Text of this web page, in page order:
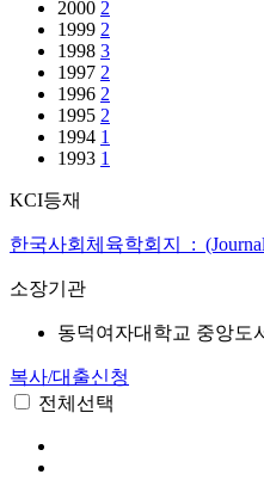
2000 2
1999 2
1998 3
1997 2
1996 2
1995 2
1994 1
1993 1
KCI등재
한국사회체육학회지 : (Journal
소장기관
동덕여자대학교 중앙도
복사/대출신청
전체선택